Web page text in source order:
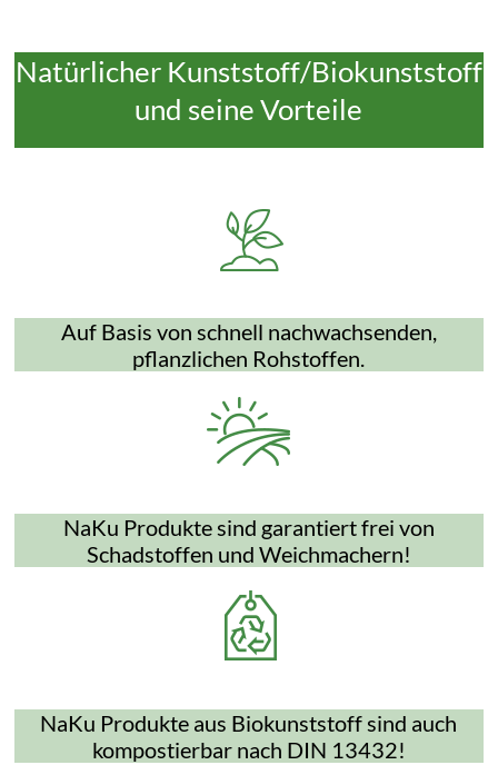
Natürlicher Kunststoff/Biokunststoff
und seine Vorteile
Auf Basis von schnell nachwachsenden,
pflanzlichen Rohstoffen.
NaKu Produkte sind garantiert frei von
Schadstoffen und Weichmachern!
NaKu Produkte aus Biokunststoff sind auch
kompostierbar nach DIN 13432!